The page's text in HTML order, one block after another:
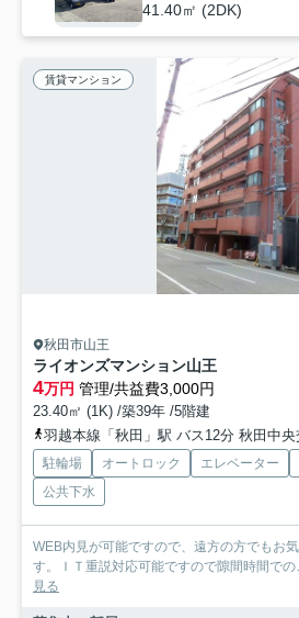
41.40㎡ (2DK)
賃貸マンション
秋田市山王
ライオンズマンション山王
4万円 管理/共益費3,000円
23.40㎡ (1K) /築39年 /5階建
羽越本線「秋田」駅 バス12分 秋田中央交通「県庁
駐輪場 オートロック エレベーター
公共下水
WEB内見が可能ですので、遠方の方でもお
す。ＩＴ重説対応可能ですので隙間時間で
見る